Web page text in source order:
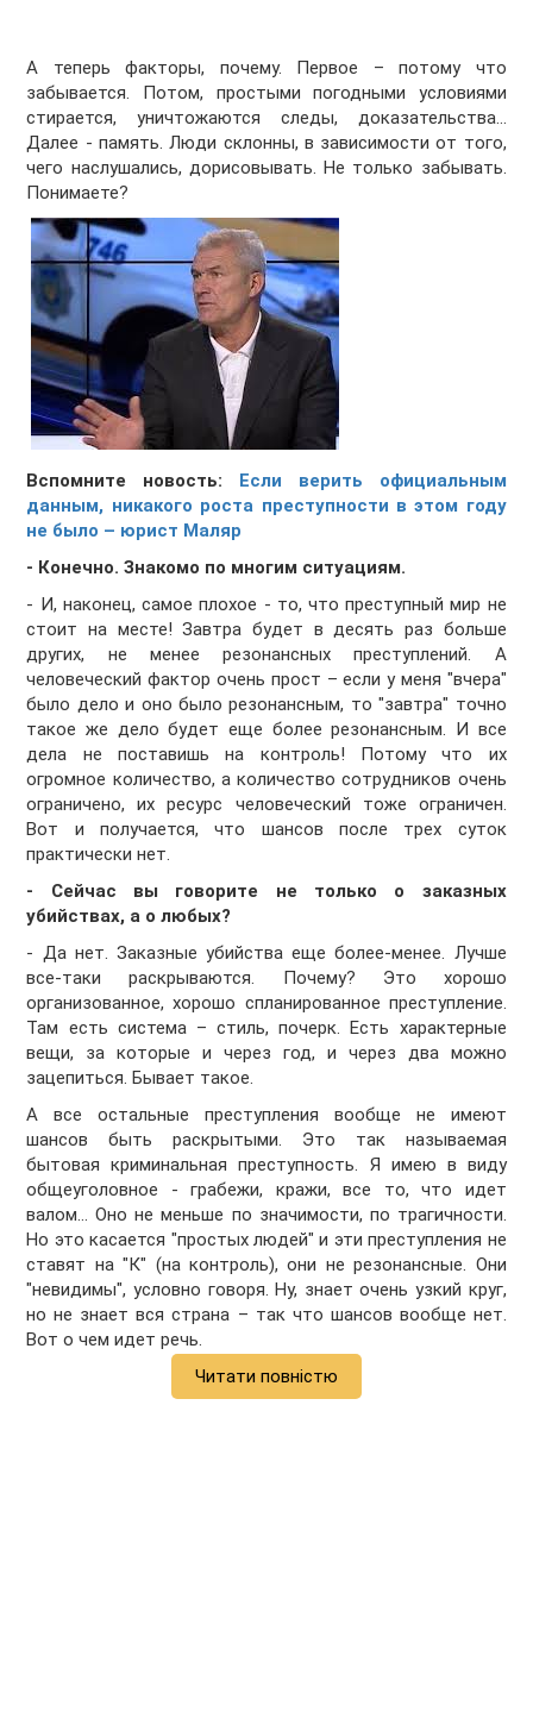
А теперь факторы, почему. Первое – потому что
забывается. Потом, простыми погодными условиями
стирается, уничтожаются следы, доказательства…
Далее - память. Люди склонны, в зависимости от того,
чего наслушались, дорисовывать. Не только забывать.
Понимаете?
Вспомните новость: Если верить официальным
данным, никакого роста преступности в этом году
не было – юрист Маляр
- Конечно. Знакомо по многим ситуациям.
- И, наконец, самое плохое - то, что преступный мир не
стоит на месте! Завтра будет в десять раз больше
других, не менее резонансных преступлений. А
человеческий фактор очень прост – если у меня "вчера"
было дело и оно было резонансным, то "завтра" точно
такое же дело будет еще более резонансным. И все
дела не поставишь на контроль! Потому что их
огромное количество, а количество сотрудников очень
ограничено, их ресурс человеческий тоже ограничен.
Вот и получается, что шансов после трех суток
практически нет.
- Сейчас вы говорите не только о заказных
убийствах, а о любых?
- Да нет. Заказные убийства еще более-менее. Лучше
все-таки раскрываются. Почему? Это хорошо
организованное, хорошо спланированное преступление.
Там есть система – стиль, почерк. Есть характерные
вещи, за которые и через год, и через два можно
зацепиться. Бывает такое.
А все остальные преступления вообще не имеют
шансов быть раскрытыми. Это так называемая
бытовая криминальная преступность. Я имею в виду
общеуголовное - грабежи, кражи, все то, что идет
валом… Оно не меньше по значимости, по трагичности.
Но это касается "простых людей" и эти преступления не
ставят на "К" (на контроль), они не резонансные. Они
"невидимы", условно говоря. Ну, знает очень узкий круг,
но не знает вся страна – так что шансов вообще нет.
Вот о чем идет речь.
Читати повністю